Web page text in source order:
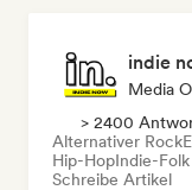
indie
Media
> 2400
Alternativer Rock
Hip-HopIndie-Folk
Schreibe Artikel